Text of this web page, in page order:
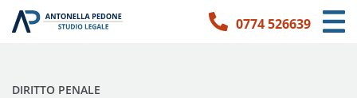
Link per l'accessibilità
Vai ai contenuti principali
Vai ai contatti0774 526639
PUBBLICATO IN:
DIRITTO PENALE